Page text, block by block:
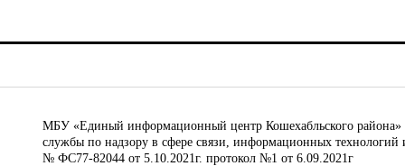
МБУ «Единый информационный центр Кошехабльского района»
службы по надзору в сфере связи, информационных
№ ФС77-82044 от 5.10.2021г. протокол №1 от 6.09.2021г